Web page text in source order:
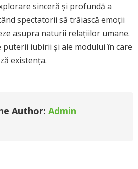
sinceră și profundă a
spectatorii să trăiască emoții
asupra naturii relațiilor umane.
puterii iubirii și ale modului în care
existența.
Author: Admin